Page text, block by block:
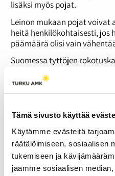
Tämä sivusto käyttää
Käytämme evästeitä
räätälöimiseen, sosiaalisen
tukemiseen ja
jaamme sosiaalisen
lisäksi myös pojat.
Leinon mukaan pojat voivat
heitä henkilökohtaisesti, jos
päämäärä olisi vain
Suomessa tyttöjen
kiertoa huomattavasti.
häviäisi”, kertoo ylilääkäri
”Viruksen häviämistä
saataisiin rokotusohjelman
Lähiaikoina julkaistaan
kehittymistä selvittäneen